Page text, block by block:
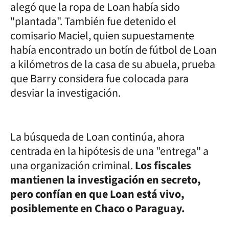
alegó que la ropa de Loan había sido
"plantada". También fue detenido el
comisario Maciel, quien supuestamente
había encontrado un botín de fútbol de Loan
a kilómetros de la casa de su abuela, prueba
que Barry considera fue colocada para
desviar la investigación.
La búsqueda de Loan continúa, ahora
centrada en la hipótesis de una "entrega" a
una organización criminal.Los fiscales
mantienen la investigación en secreto,
pero confían en que Loan está vivo,
posiblemente en Chaco o Paraguay.